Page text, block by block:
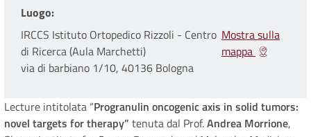
Luogo
IRCCS Istituto Ortopedico Rizzoli - Centro
di Ricerca (Aula Marchetti)
via di barbiano 1/10, 40136 Bologna
Mostra sulla
mappa
Lecture intitolata “Progranulin oncogenic axis in solid tumors:
novel targets for therapy” tenuta dal Prof.Andrea Morrione,